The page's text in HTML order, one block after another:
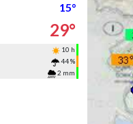
15°
29°
10 h
44 %
2 mm